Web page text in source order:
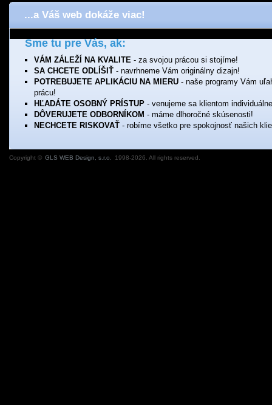
...a Váš web dokáže viac!
Sme tu pre Vás, ak:
VÁM ZÁLEŽÍ NA KVALITE - za svojou prácou si stojíme!
SA CHCETE ODLÍŠIŤ - navrhneme Vám originálny dizajn!
POTREBUJETE APLIKÁCIU NA MIERU - naše programy Vám
prácu!
HĽADÁTE OSOBNÝ PRÍSTUP - venujeme sa klientom
DÔVERUJETE ODBORNÍKOM - máme dlhoročné skúsenosti!
NECHCETE RISKOVAŤ - robíme všetko pre spokojnosť našich
Copyright © GLS WEB Design, s.r.o. 1998-2026. All rights reserved.